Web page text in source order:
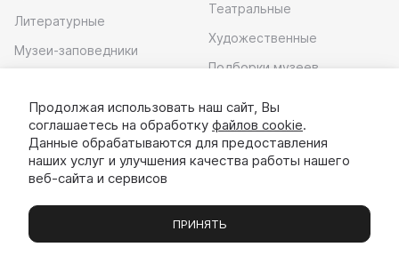
Литературные
Музеи-заповедники
Театральные
Художественные
Подборки музеев
Скачать приложение
Музеи Выставки Экскурсии Чаты Вы
Продолжая использовать наш сайт, Вы
соглашаетесь на обработку файлов cookie.
Данные обрабатываются для предоставления
наших услуг и улучшения качества работы нашего
веб-сайта и сервисов
ПРИНЯТЬ